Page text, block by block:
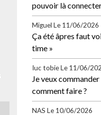
pouvoir là
Miguel Le 11/06/2026
Ça été âpres faut
time »
Iuc tobie Le 11/06/
Je veux
comment faire ?
NAS Le 10/06/2026